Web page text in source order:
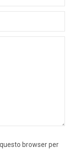
browser per